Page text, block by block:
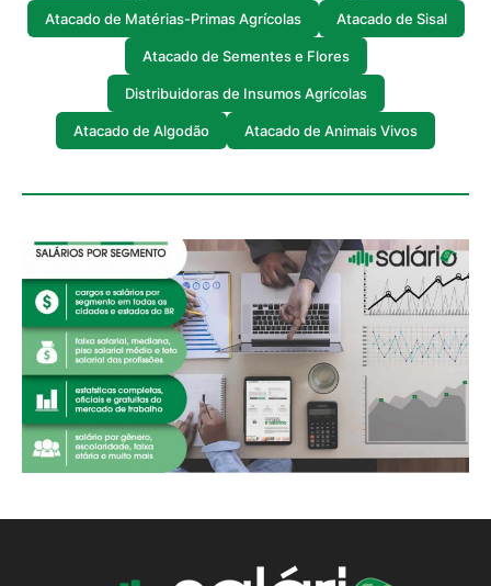
Atacado de Matérias-Primas Agrícolas Atacado de Sisal
Atacado de Sementes e Flores
Distribuidoras de Insumos Agrícolas
Atacado de Algodão Atacado de Animais Vivos